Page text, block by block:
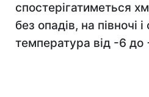
спостерігатиметься
без опадів, на півночі і
температура від -6 до